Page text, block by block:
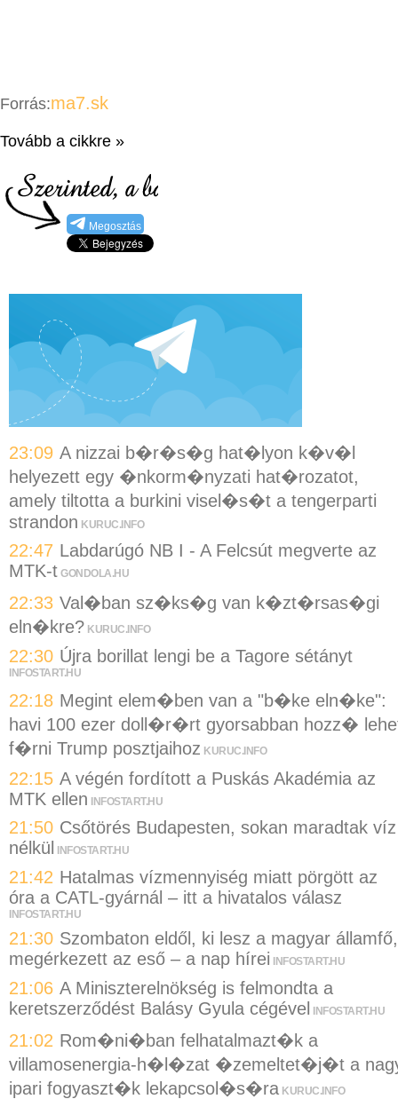
Forrás:ma7.sk
Tovább a cikkre »
Megosztás
23:09 A nizzai b�r�s�g hat�lyon k�v�l
helyezett egy �nkorm�nyzati hat�rozatot,
amely tiltotta a burkini visel�s�t a tengerparti
strandon KURUC.INFO
22:47 Labdarúgó NB I - A Felcsút megverte az
MTK-t GONDOLA.HU
22:33 Val�ban sz�ks�g van k�zt�rsas�gi
eln�kre? KURUC.INFO
22:30 Újra borillat lengi be a Tagore sétányt
INFOSTART.HU
22:18 Megint elem�ben van a "b�ke eln�ke":
havi 100 ezer doll�r�rt gyorsabban hozz�
f�rni Trump posztjaihoz KURUC.INFO
22:15 A végén fordított a Puskás Akadémia az
MTK ellen INFOSTART.HU
21:50 Csőtörés Budapesten, sokan maradtak víz
nélkül
INFOSTART.HU
21:42 Hatalmas vízmennyiség miatt pörgött az
óra a CATL-gyárnál – itt a hivatalos válasz
INFOSTART.HU
21:30 Szombaton eldől, ki lesz a magyar államfő,
megérkezett az eső – a nap hírei
INFOSTART.HU
21:06 A Miniszterelnökség is felmondta a
keretszerződést Balásy Gyula cégével
INFOSTART.HU
21:02 Rom�ni�ban felhatalmazt�k a
villamosenergia-h�l�zat �zemeltet�j�t a
ipari fogyaszt�k lekapcsol�s�ra KURUC.INFO